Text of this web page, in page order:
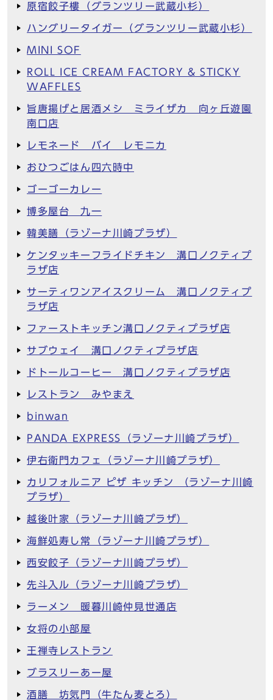
原宿餃子樓（グランツリー武蔵小杉）
ハングリータイガー（グランツリー武蔵小杉）
MINI SOF
ROLL ICE CREAM FACTORY & STICKY
WAFFLES
旨唐揚げと居酒メシ ミライザカ 向ヶ丘遊園
南口店
レモネード バイ レモニカ
おひつごはん四六時中
ゴーゴーカレー
博多屋台 九一
韓美膳（ラゾーナ川崎プラザ）
ケンタッキーフライドチキン 溝口ノクティプ
ラザ店
サーティワンアイスクリーム 溝口ノクティプ
ラザ店
ファーストキッチン溝口ノクティプラザ店
サブウェイ 溝口ノクティプラザ店
ドトールコーヒー 溝口ノクティプラザ店
レストラン みやまえ
binwan
PANDA EXPRESS（ラゾーナ川崎プラザ）
伊右衛門カフェ（ラゾーナ川崎プラザ）
カリフォルニア ピザ キッチン （ラゾーナ川崎
プラザ）
越後叶家（ラゾーナ川崎プラザ）
海鮮処寿し常（ラゾーナ川崎プラザ）
西安餃子（ラゾーナ川崎プラザ）
先斗入ル（ラゾーナ川崎プラザ）
ラーメン 暖暮川崎仲見世通店
女将の小部屋
王禅寺レストラン
ブラスリーあー屋
酒膳 坊気門（牛たん麦とろ）